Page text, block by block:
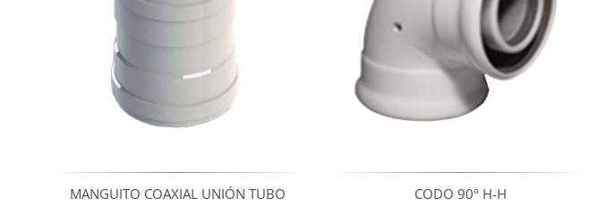
MANGUITO COAXIAL UNIÓN TUBO CODO 90º H-H